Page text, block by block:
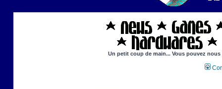
Un petit coup de main... Vous pouvez